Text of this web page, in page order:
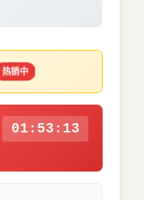
热销中
01:53:13